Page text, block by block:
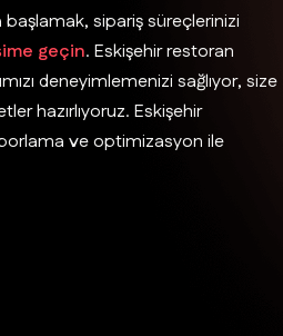
sipariş süreçlerinizi
geçin. Eskişehir restoran
deneyimlemenizi sağlıyor, size
hazırlıyoruz. Eskişehir
ve optimizasyon ile